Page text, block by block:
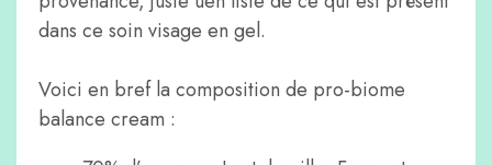
dans ce soin visage en gel.
Voici en bref la composition de pro-biome
balance cream :